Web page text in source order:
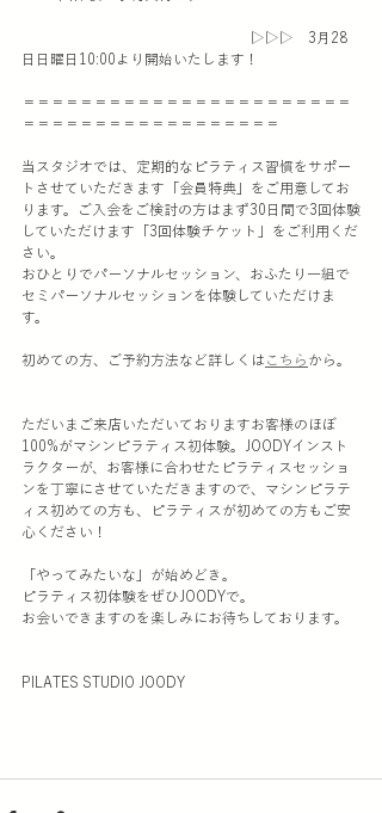
▷▷▷　3月28
日日曜日10:00より開始いたします！
＝＝＝＝＝＝＝＝＝＝＝＝＝＝＝＝＝＝＝＝＝＝＝
＝＝＝＝＝＝＝＝＝＝＝＝＝＝＝＝＝＝
当スタジオでは、定期的なピラティス習慣をサポー
トさせていただきます「会員特典」をご用意してお
ります。ご入会をご検討の方はまず30日間で3回体験
していただけます「3回体験チケット」をご利用くだ
さい。
おひとりでパーソナルセッション、おふたり一組で
セミパーソナルセッションを体験していただけま
す。
初めての方、ご予約方法など詳しくは こちら から。
ただいまご来店いただいておりますお客様のほぼ
100%がマシンピラティス初体験。JOODYインスト
ラクターが、お客様に合わせたピラティスセッショ
ンを丁寧にさせていただきますので、マシンピラテ
ィス初めての方も、ピラティスが初めての方もご安
心ください！
「やってみたいな」が始めどき。
ピラティス初体験をぜひJOODYで。
お会いできますのを楽しみにお待ちしております。
PILATES STUDIO JOODY